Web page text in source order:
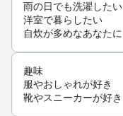
雨の日でも洗濯したい
洋室で暮らしたい
自炊が多めなあなたに
趣味
服やおしゃれが好き
靴やスニーカーが好き